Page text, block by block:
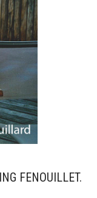
FENOUILLET.